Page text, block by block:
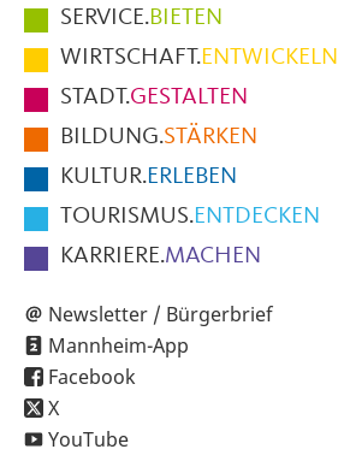
Hauptmenüpunkte
im
Fußbereich
der
Seite
SERVICE.BIETEN
WIRTSCHAFT.ENTWICKELN
STADT.GESTALTEN
BILDUNG.STÄRKEN
KULTUR.ERLEBEN
TOURISMUS.ENTDECKEN
KARRIERE.MACHEN
Newsletter / Bürgerbrief
Mannheim-App
Facebook
X
YouTube